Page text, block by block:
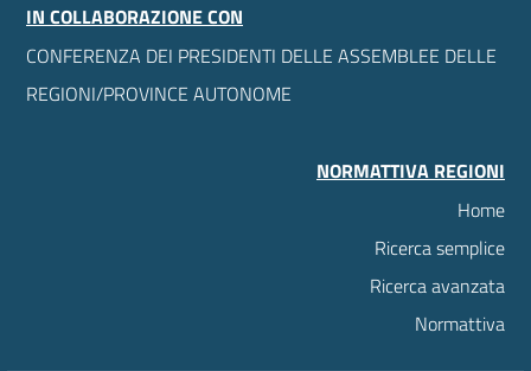
IN COLLABORAZIONE CON
CONFERENZA DEI PRESIDENTI DELLE ASSEMBLEE DELLE
REGIONI/PROVINCE AUTONOME
NORMATTIVA REGIONI
Home
Ricerca semplice
Ricerca avanzata
Normattiva